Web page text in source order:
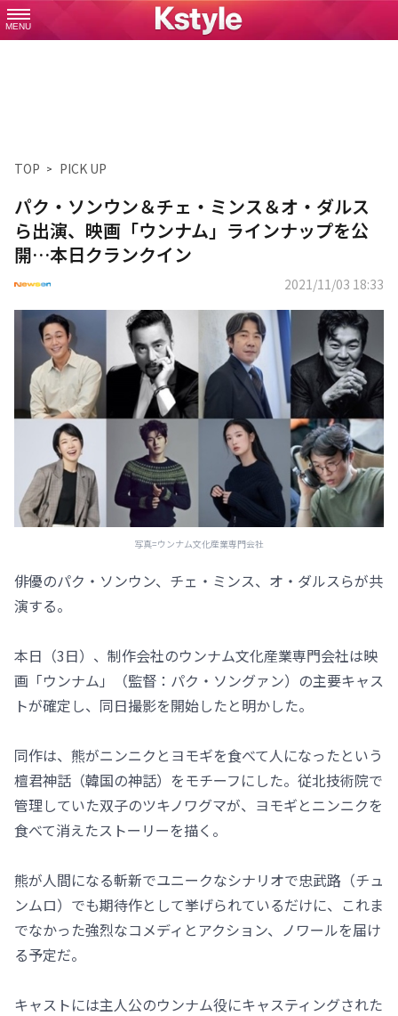
MENU
TOP PICK UP
パク・ソンウン＆チェ・ミンス＆オ・ダルス
ら出演、映画「ウンナム」ラインナップを公
開…本日クランクイン
2021/11/03 18:33
写真=ウンナム文化産業専門会社
俳優のパク・ソンウン、チェ・ミンス、オ・ダルスらが共
演する。
本日（3日）、制作会社のウンナム文化産業専門会社は映
画「ウンナム」（監督：パク・ソングァン）の主要キャス
トが確定し、同日撮影を開始したと明かした。
同作は、熊がニンニクとヨモギを食べて人になったという
檀君神話（韓国の神話）をモチーフにした。従北技術院で
管理していた双子のツキノワグマが、ヨモギとニンニクを
食べて消えたストーリーを描く。
熊が人間になる斬新でユニークなシナリオで忠武路（チュ
ンムロ）でも期待作として挙げられているだけに、これま
でなかった強烈なコメディとアクション、ノワールを届け
る予定だ。
キャストには主人公のウンナム役にキャスティングされた